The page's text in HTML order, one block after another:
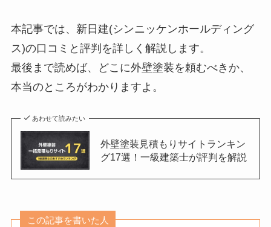
本記事では、新日建(シンニッケンホールディング
ス)の口コミと評判を詳しく解説します。
最後まで読めば、どこに外壁塗装を頼むべきか、
本当のところがわかりますよ。
あわせて読みたい
外壁塗装見積もりサイトランキン
グ17選！一級建築士が評判を解説
この記事を書いた人